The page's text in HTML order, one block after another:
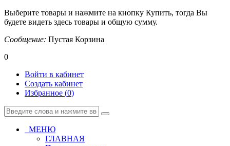
Выберите товары и нажмите на кнопку Купить, тогда Вы
будете видеть здесь товары и общую сумму.
Сообщение: Пустая Корзина
0
Войти в кабинет
Создать кабинет
Избранное (0)
МЕНЮ
ГЛАВНАЯ